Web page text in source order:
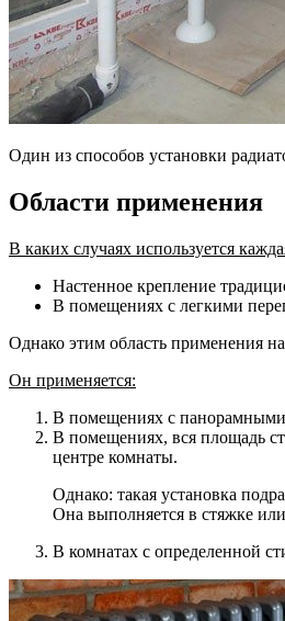
Один из способов установки
Области применения
В каких случаях используется
Настенное крепление
В помещениях с легкими
Однако этим область применения
Он применяется:
В помещениях с панорамными
В помещениях, вся площадь
центре комнаты.
Однако: такая установка
Она выполняется в стяжке
В комнатах с определенной